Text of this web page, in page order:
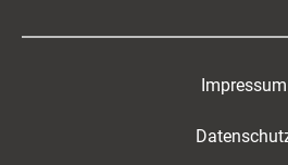
Impressum